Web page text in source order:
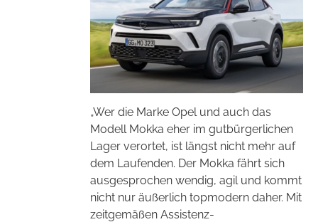
„Wer die Marke Opel und auch das
Modell Mokka eher im gutbürgerlichen
Lager verortet, ist längst nicht mehr auf
dem Laufenden. Der Mokka fährt sich
ausgesprochen wendig, agil und kommt
nicht nur äußerlich topmodern daher. Mit
zeitgemäßen Assistenz-